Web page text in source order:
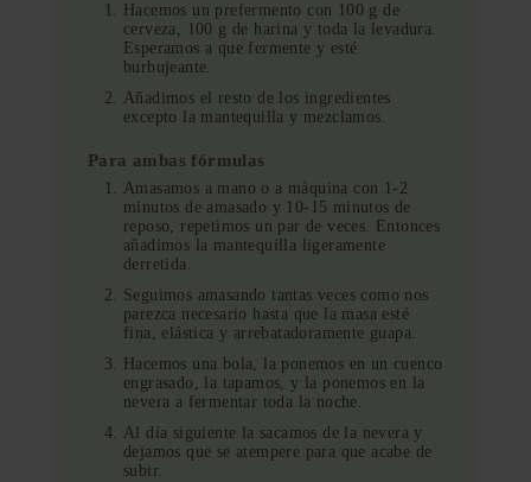
Hacemos un prefermento con 100 g de
cerveza, 100 g de harina y toda la levadura.
Esperamos a que fermente y esté
burbujeante.
Añadimos el resto de los ingredientes
excepto la mantequilla y mezclamos.
Para ambas fórmulas
Amasamos a mano o a máquina con 1-2
minutos de amasado y 10-15 minutos de
reposo, repetimos un par de veces. Entonces
añadimos la mantequilla ligeramente
derretida.
Seguimos amasando tantas veces como nos
parezca necesario hasta que la masa esté
fina, elástica y arrebatadoramente guapa.
Hacemos una bola, la ponemos en un cuenco
engrasado, la tapamos, y la ponemos en la
nevera a fermentar toda la noche.
Al día siguiente la sacamos de la nevera y
dejamos que se atempere para que acabe de
subir.